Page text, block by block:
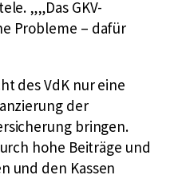
t
z
c
h
e
K
r
„Das GKV-
Probleme – dafür
des VdK nur eine
der
bringen.
hohe Beiträge und
und den Kassen